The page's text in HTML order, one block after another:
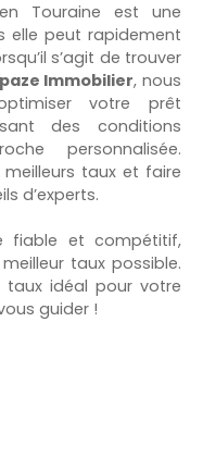
Touraine est une
elle peut rapidement
s’agit de trouver
Immobilier, nous
votre prêt
des conditions
personnalisée.
taux et faire
d’experts.
fiable et compétitif,
taux possible.
taux idéal pour votre
guider !